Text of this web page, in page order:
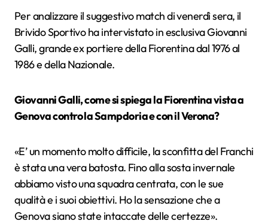
Per analizzare il suggestivo match di venerdì sera, il
Brivido Sportivo ha intervistato in esclusiva Giovanni
Galli, grande ex portiere della Fiorentina dal 1976 al
1986 e della Nazionale.
Giovanni Galli, come si spiega la Fiorentina vista a
Genova contro la Sampdoria e con il Verona?
«E’ un momento molto difficile, la sconfitta del Franchi
è stata una vera batosta. Fino alla sosta invernale
abbiamo visto una squadra centrata, con le sue
qualità e i suoi obiettivi. Ho la sensazione che a
Genova siano state intaccate delle certezze».